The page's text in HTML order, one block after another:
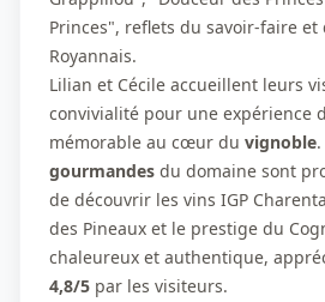
Princes", reflets du savoir-faire et
Royannais.
Lilian et Cécile accueillent leurs
convivialité pour une expérience
mémorable au cœur du vignoble
gourmandes du domaine sont
de découvrir les vins IGP
des Pineaux et le prestige du
chaleureux et authentique,
4,8/5 par les visiteurs.